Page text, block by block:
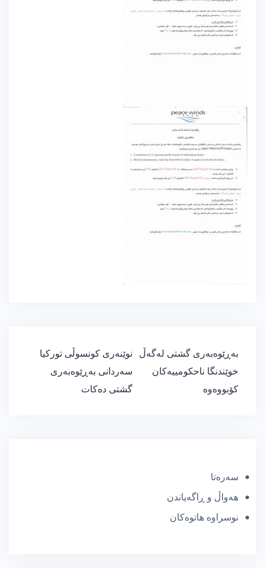
ڕێدۆزیی
بابەت
نوێنەری كونسوڵی توركیا
سەردانی بەڕێوەبەری
گشتی دەكات
بەڕێوەبەری گشتی لەگەڵ
خوێندنگا ناحكومییەكان
كۆبووەوە
سەرەتا
هەواڵ و ڕاگەیاندن
نوسراوە هاتوەکان